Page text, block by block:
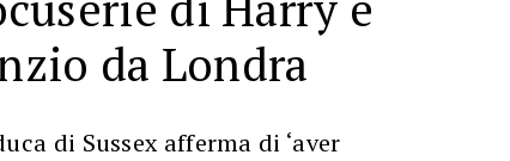
da Londra
di Sussex afferma di ‘aver